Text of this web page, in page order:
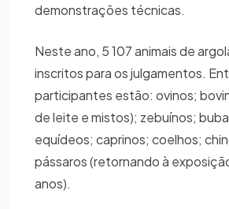
demonstrações técnicas.
Neste ano, 5 107 animais de
inscritos para os julgamentos.
participantes estão: ovinos;
de leite e mistos); zebuínos;
equídeos; caprinos; coelhos;
pássaros (retornando à
anos).